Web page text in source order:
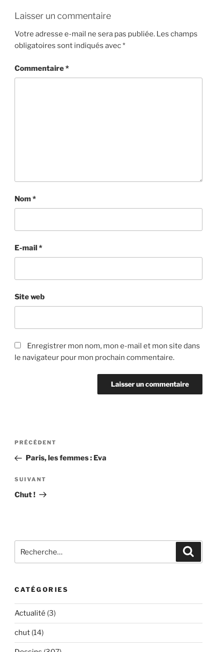
Laisser un commentaire
Votre adresse e-mail ne sera pas publiée. Les champs
obligatoires sont indiqués avec*
Commentaire*
Nom*
E-mail*
Site web
Enregistrer mon nom, mon e-mail et mon site dans
le navigateur pour mon prochain commentaire.
Navigation
l’article
Article
précédent
PRÉCÉDENT
Paris, les femmes : Eva
Article
suivant
SUIVANT
Chut !
pour
CATÉGORIES
Actualité (3)
chut (14)